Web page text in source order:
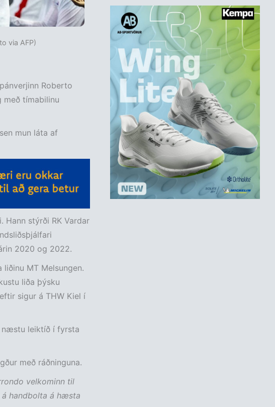
via AFP)
Roberto
með tímabilinu
mun láta af
stýrði RK Vardar
2020 og 2022.
MT Melsungen.
liða þýsku
sigur á THW Kiel í
næstu leiktíð í fyrsta
með ráðninguna.
velkominn til
á handbolta á hæsta